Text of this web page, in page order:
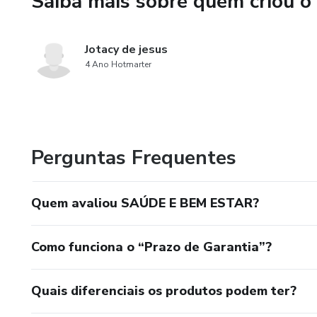
Jotacy de jesus
4 Ano Hotmarter
Perguntas Frequentes
Quem avaliou SAÚDE E BEM ESTAR?
Como funciona o “Prazo de Garantia”?
Quais diferenciais os produtos podem ter?